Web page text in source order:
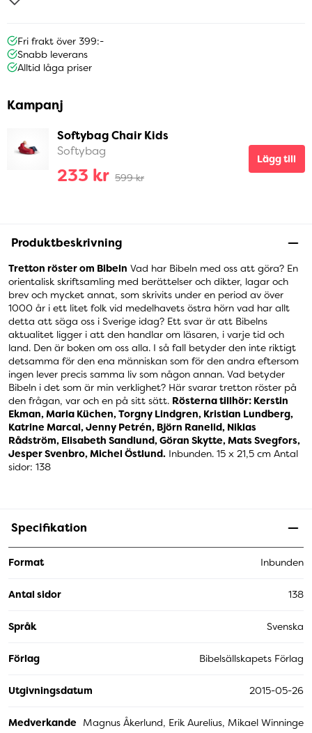
Fri frakt över 399:-
Snabb leverans
Alltid låga priser
Kampanj
Softybag Chair Kids
Softybag
233 kr 599 kr
Lägg till
Produktbeskrivning
Tretton röster om Bibeln Vad har Bibeln med oss att göra? En
orientalisk skriftsamling med berättelser och dikter, lagar och
brev och mycket annat, som skrivits under en period av över
1000 år i ett litet folk vid medelhavets östra hörn vad har allt
detta att säga oss i Sverige idag? Ett svar är att Bibelns
aktualitet ligger i att den handlar om läsaren, i varje tid och
land. Den är boken om oss alla. I så fall betyder den inte riktigt
detsamma för den ena människan som för den andra eftersom
ingen lever precis samma liv som någon annan. Vad betyder
Bibeln i det som är min verklighet? Här svarar tretton röster på
den frågan, var och en på sitt sätt. Rösterna tillhör: Kerstin
Ekman, Maria Küchen, Torgny Lindgren, Kristian Lundberg,
Katrine Marcal, Jenny Petrén, Björn Ranelid, Niklas
Rådström, Elisabeth Sandlund, Göran Skytte, Mats Svegfors,
Jesper Svenbro, Michel Östlund. Inbunden. 15 x 21,5 cm Antal
sidor: 138
Specifikation
Format Inbunden
Antal sidor 138
Språk Svenska
Förlag Bibelsällskapets Förlag
Utgivningsdatum 2015-05-26
Medverkande Magnus Åkerlund, Erik Aurelius, Mikael Winninge